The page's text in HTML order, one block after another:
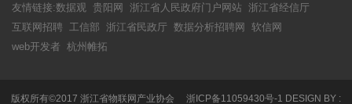
友情链接:数据观 贵阳网 浙江省人民政府门户网站 浙江省经信厅
互联网招聘 工信部 浙江省民政厅 数据分析招聘网
软信网
web开发者 杭州帷拓
版权所有©2017 浙江省物联网产业协会 浙ICP备11059430号-1 DESIGN BY :